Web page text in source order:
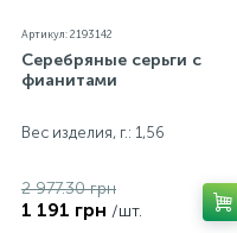
Артикул: 2193142
Серебряные серьги с
фианитами
Вес изделия, г.: 1,56
2 977.30 грн
1 191 грн /шт.